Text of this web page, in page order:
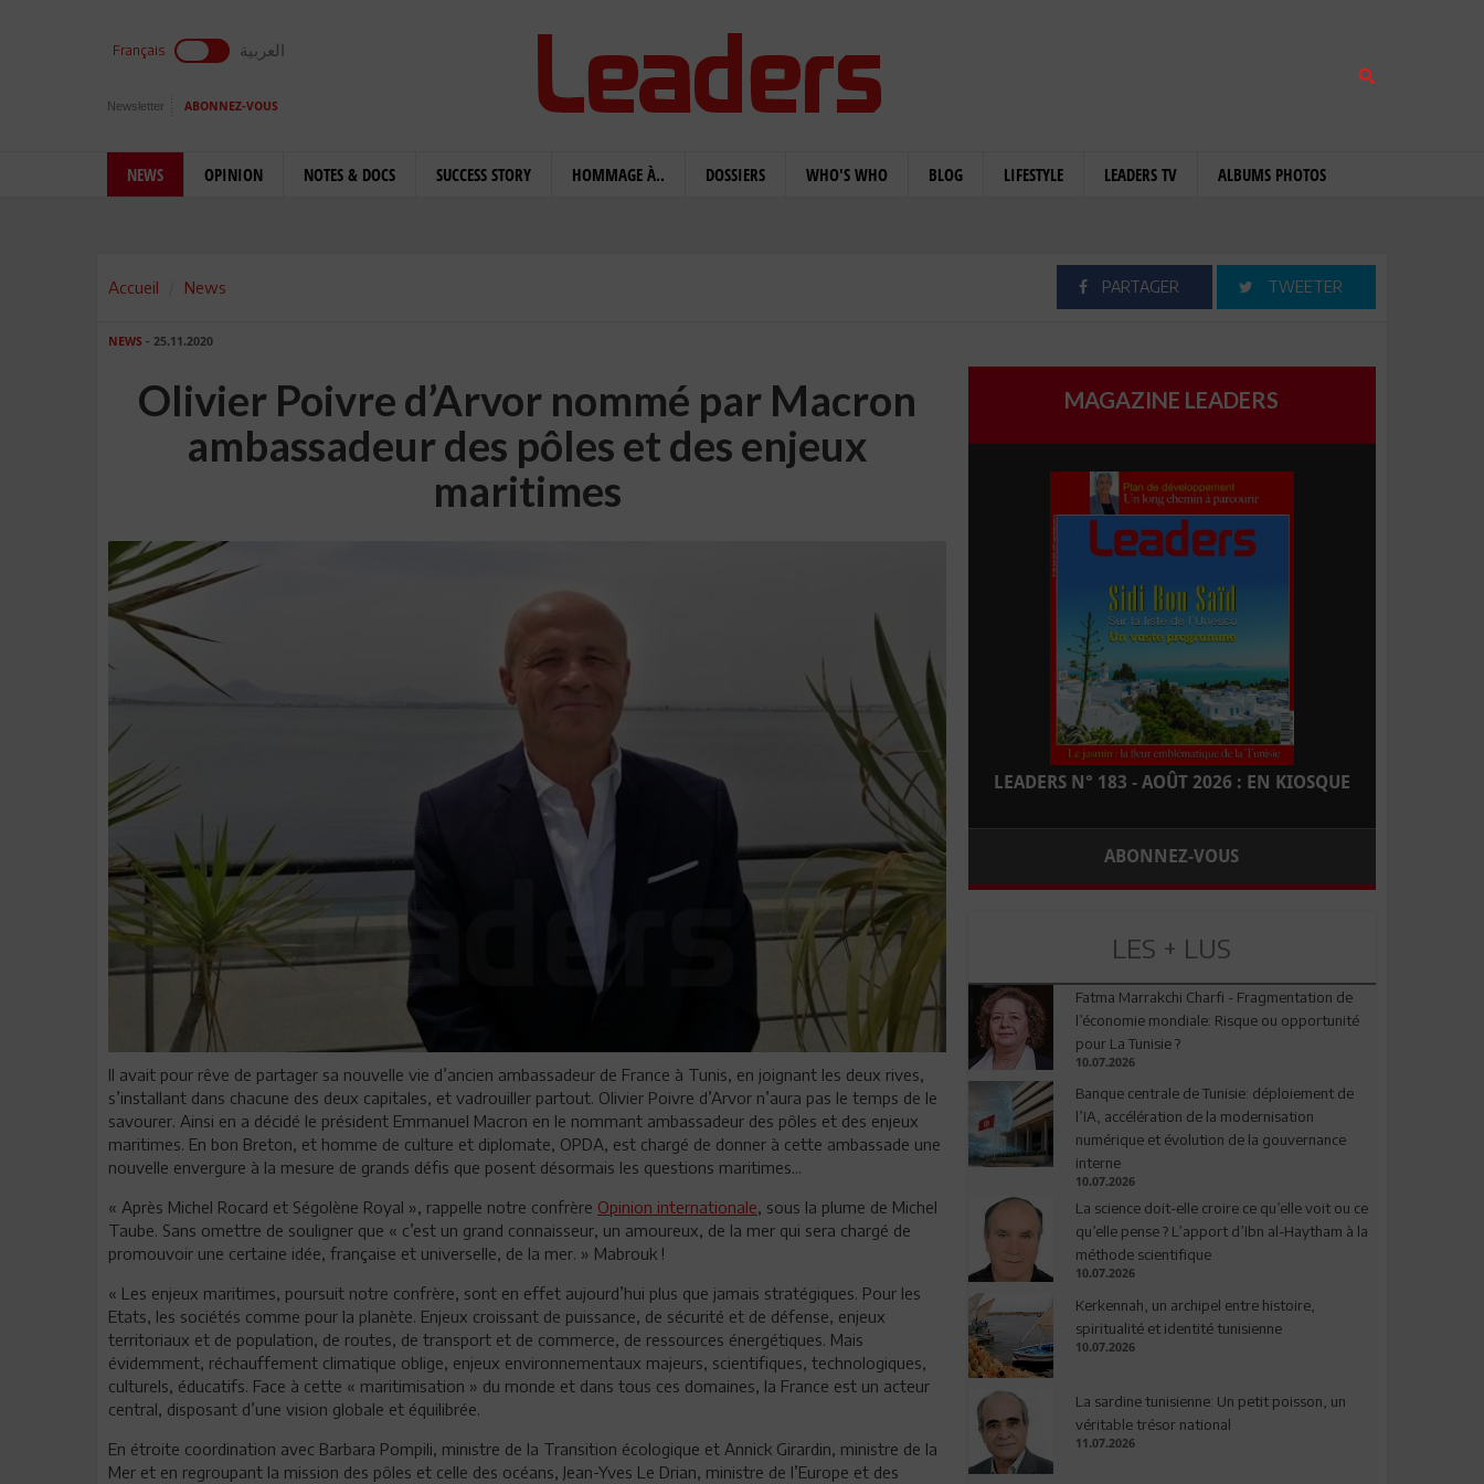
Français العربية
Newsletter ABONNEZ-VOUS
NEWS OPINION NOTES & DOCS SUCCESS STORY HOMMAGE À.. DOSSIERS WHO'S WHO BLOG LIFESTYLE LEADERS TV ALBUMS PHOTOS
Accueil News PARTAGER TWEETER
NEWS - 25.11.2020
Olivier Poivre d’Arvor nommé par Macron
ambassadeur des pôles et des enjeux
maritimes
Il avait pour rêve de partager sa nouvelle vie d’ancien ambassadeur de France à Tunis, en joignant les deux rives,
s’installant dans chacune des deux capitales, et vadrouiller partout. Olivier Poivre d’Arvor n’aura pas le temps de le
savourer. Ainsi en a décidé le président Emmanuel Macron en le nommant ambassadeur des pôles et des enjeux
maritimes. En bon Breton, et homme de culture et diplomate, OPDA, est chargé de donner à cette ambassade une
nouvelle envergure à la mesure de grands défis que posent désormais les questions maritimes...
« Après Michel Rocard et Ségolène Royal », rappelle notre confrère Opinion internationale, sous la plume de Michel
Taube. Sans omettre de souligner que « c’est un grand connaisseur, un amoureux, de la mer qui sera chargé de
promouvoir une certaine idée, française et universelle, de la mer. » Mabrouk !
« Les enjeux maritimes, poursuit notre confrère, sont en effet aujourd’hui plus que jamais stratégiques. Pour les
Etats, les sociétés comme pour la planète. Enjeux croissant de puissance, de sécurité et de défense, enjeux
territoriaux et de population, de routes, de transport et de commerce, de ressources énergétiques. Mais
évidemment, réchauffement climatique oblige, enjeux environnementaux majeurs, scientifiques, technologiques,
culturels, éducatifs. Face à cette « maritimisation » du monde et dans tous ces domaines, la France est un acteur
central, disposant d’une vision globale et équilibrée.
En étroite coordination avec Barbara Pompili, ministre de la Transition écologique et Annick Girardin, ministre de la
Mer et en regroupant la mission des pôles et celle des océans, Jean-Yves Le Drian, ministre de l’Europe et des
MAGAZINE LEADERS
LEADERS N° 183 - AOÛT 2026 : EN KIOSQUE
ABONNEZ-VOUS
LES + LUS
Fatma Marrakchi Charfi - Fragmentation de
l’économie mondiale: Risque ou opportunité
pour La Tunisie ?
10.07.2026
Banque centrale de Tunisie: déploiement de
l’IA, accélération de la modernisation
numérique et évolution de la gouvernance
interne
10.07.2026
La science doit-elle croire ce qu’elle voit ou ce
qu’elle pense ? L’apport d’Ibn al-Haytham à la
méthode scientifique
10.07.2026
Kerkennah, un archipel entre histoire,
spiritualité et identité tunisienne
10.07.2026
La sardine tunisienne: Un petit poisson, un
véritable trésor national
11.07.2026